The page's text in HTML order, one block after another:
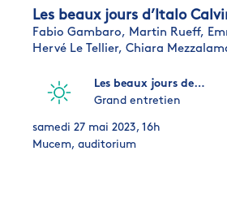
Les beaux jours d’Italo
Fabio Gambaro, Martin Rueff,
Hervé Le Tellier, Chiara
Les beaux jours de…
Grand entretien
samedi 27 mai 2023, 16h
Mucem, auditorium